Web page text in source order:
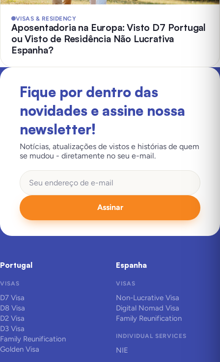
VISAS & RESIDENCY
Aposentadoria na Europa: Visto D7 Portugal
ou Visto de Residência Não Lucrativa
Espanha?
Fique por dentro das
novidades e assine nossa
newsletter!
Notícias, atualizações de vistos e histórias de quem
se mudou - diretamente no seu e-mail.
Assinar
Portugal
VISAS
D7 Visa
D8 Visa
D2 Visa
D3 Visa
Family Reunification
Golden Visa
Espanha
VISAS
Non-Lucrative Visa
Digital Nomad Visa
Family Reunification
INDIVIDUAL SERVICES
NIE